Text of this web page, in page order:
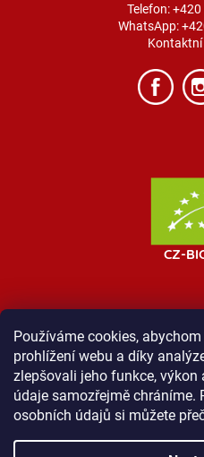
Používáme cookies,
prohlížení webu a díky
zlepšovali jeho funkce,
údaje samozřejmě chráníme.
osobních údajů si můžete
Telefon:+420
WhatsApp:
MOST ProTibet Vše o
Zásady ochrany